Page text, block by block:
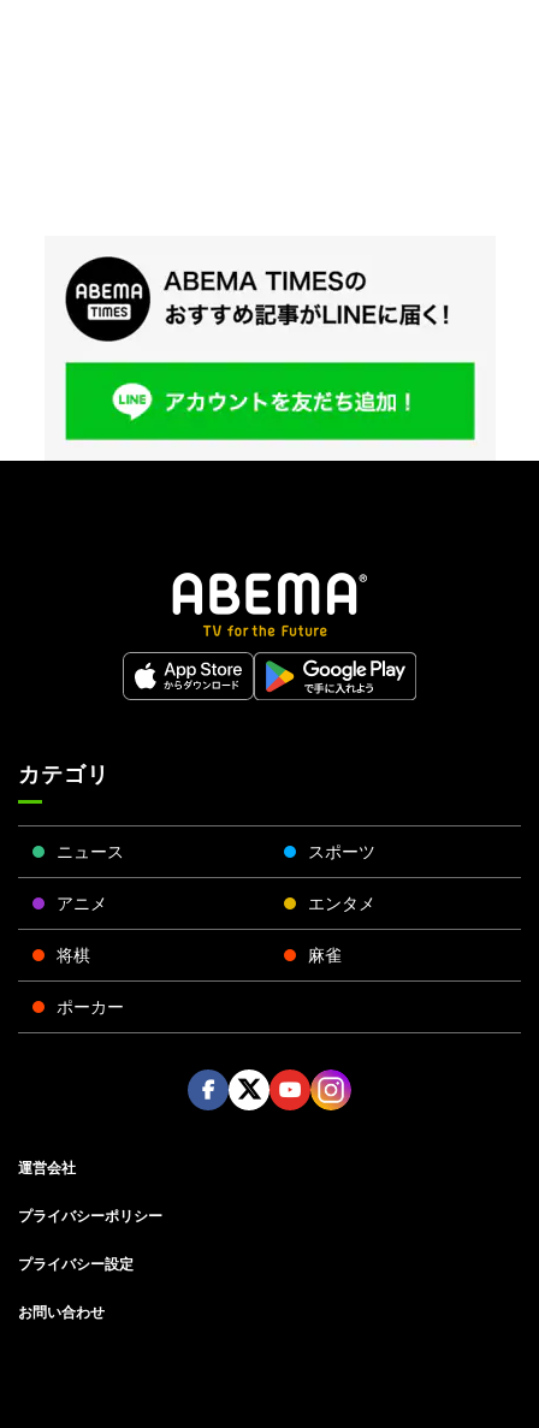
カテゴリ
ニュース スポーツ
アニメ エンタメ
将棋 麻雀
ポーカー
運営会社
プライバシーポリシー
プライバシー設定
お問い合わせ